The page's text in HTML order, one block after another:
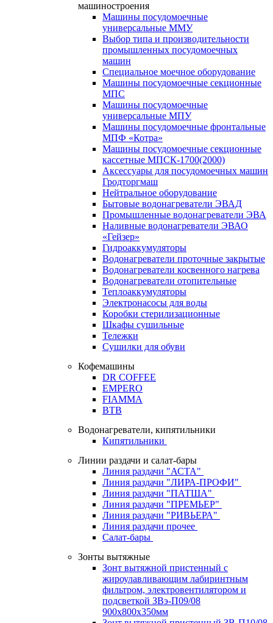
машиностроения
Машины посудомоечные
универсальные ММУ
Выбор типа и производительности
промышленных посудомоечных
машин
Специальное моечное оборудование
Машины посудомоечные секционные
МПС
Машины посудомоечные
универсальные МПУ
Машины посудомоечные фронтальные
МПФ «Котра»
Машины посудомоечные секционные
кассетные МПСК-1700(2000)
Аксессуары для посудомоечных машин
Гродторгмаш
Нейтральное оборудование
Бытовые водонагреватели ЭВАД
Промышленные водонагреватели ЭВА
Наливные водонагреватели ЭВАО
«Гейзер»
Гидроаккумуляторы
Водонагреватели проточные закрытые
Водонагреватели косвенного нагрева
Водонагреватели отопительные
Теплоаккумуляторы
Электронасосы для воды
Коробки стерилизационные
Шкафы сушильные
Тележки
Сушилки для обуви
Кофемашины
DR COFFEE
EMPERO
FIAMMA
BTB
Водонагреватели, кипятильники
Кипятильники
Линии раздачи и салат-бары
Линия раздачи "АСТА"
Линия раздачи "ЛИРА-ПРОФИ"
Линия раздачи "ПАТША"
Линия раздачи "ПРЕМЬЕР"
Линия раздачи "РИВЬЕРА"
Линия раздачи прочее
Салат-бары
Зонты вытяжные
Зонт вытяжной пристенный с
жироулавливающим лабиринтным
фильтром, электровентилятором и
подсветкой ЗВэ-П09/08
900х800х350мм